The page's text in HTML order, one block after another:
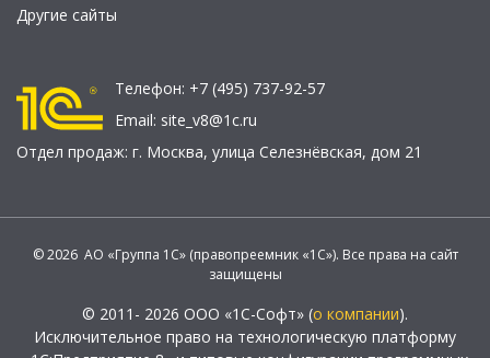
Другие сайты
Телефон: +7 (495) 737-92-57
Email: site_v8@1c.ru
Отдел продаж: г. Москва, улица Селезнёвская, дом 21
© 2026 АО «Группа 1С» (правопреемник «1С»). Все права на сайт
защищены
© 2011- 2026 ООО «1С-Софт» (о компании).
Исключительное право на технологическую платформу